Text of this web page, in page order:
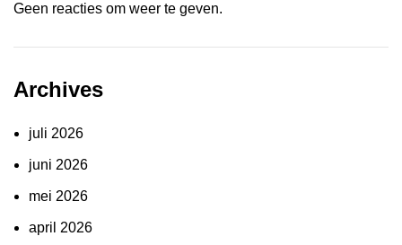
Geen reacties om weer te geven.
Archives
juli 2026
juni 2026
mei 2026
april 2026